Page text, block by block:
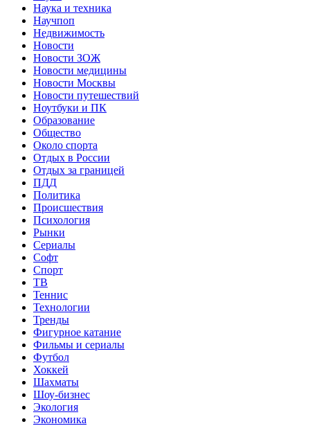
Наука и техника
Научпоп
Недвижимость
Новости
Новости ЗОЖ
Новости медицины
Новости Москвы
Новости путешествий
Ноутбуки и ПК
Образование
Общество
Около спорта
Отдых в России
Отдых за границей
ПДД
Политика
Происшествия
Психология
Рынки
Сериалы
Софт
Спорт
ТВ
Теннис
Технологии
Тренды
Фигурное катание
Фильмы и сериалы
Футбол
Хоккей
Шахматы
Шоу-бизнес
Экология
Экономика